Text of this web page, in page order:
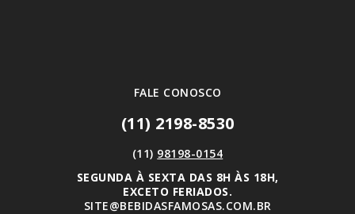
FALE CONOSCO
(11) 2198-8530
(11) 98198-0154
SEGUNDA À SEXTA DAS 8H ÀS 18H,
EXCETO FERIADOS.
SITE@BEBIDASFAMOSAS.COM.BR